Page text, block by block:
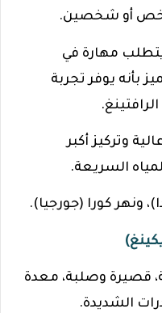
أو شخصين.
مهارة في
بأنه يوفر تجربة
وتركيز أكبر
السريعة.
ونهر كورا (جورجيا).
قصيرة وصلبة، معدة
الشديدة.